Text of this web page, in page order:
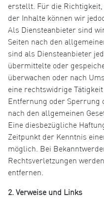
erstellt. Für die
der Inhalte können wir
Als Diensteanbieter sind
Seiten nach den
sind als Diensteanbieter
übermittelte oder
überwachen oder nach
eine rechtswidrige
Entfernung oder Sperrung
nach den allgemeinen
Eine diesbezügliche
Zeitpunkt der Kenntnis
möglich. Bei
Rechtsverletzungen
entfernen.
2. Verweise und Links